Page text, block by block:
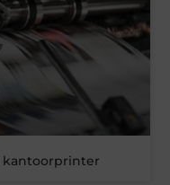
kantoorprinter